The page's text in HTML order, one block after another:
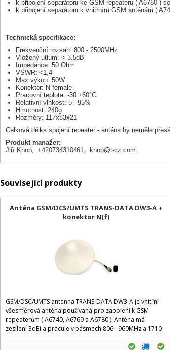
k připojení separátoru ke GSM repeateru ( A6760 )
k připojení separátoru k vnitřním GSM anténám (
Technická specifikace:
Frekvenční rozsah: 800 - 2500MHz
Vložený útlum: < 3.5dB
Impedance: 50 Ohm
VSWR: <1,4
Max výkon: 50W
Konektor: N female
Pracovní teplota: -30 +60°C
Relativní vlhkost: 5 - 95%
Hmotnost: 240g
Rozměry: 117x83x21
Celková délka spojení repeater - anténa by neměla
Produkt manažer:
Jiří Knop, +420734310461,
knop@t-cz.com
Související produkty
Anténa GSM/DCS/UMTS TRANS-DATA DW3-A +
konektor N(f)
GSM/DSC/UMTS antenna TRANS-DATA DW3-A je vnitřní
všesměrová anténa používaná pro zapojení k GSM
repeaterům ( A6740, A6760 a A6780 ). Anténa má
zesílení 3dBi a pracuje v pásmech 806 - 960MHz a 1710 -